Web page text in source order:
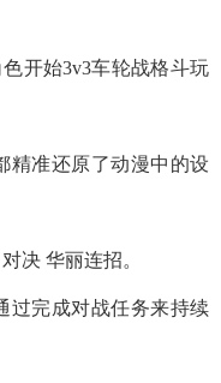
开始3v3车轮战格斗玩
精准还原了动漫中的设
决 华丽连招。
过完成对战任务来持续